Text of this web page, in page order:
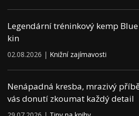
Legendární tréninkový kemp
kin
02.08.2026 | Knižní zajímavosti
Nenápadná kresba, mrazivý
vás donutí zkoumat každý detail